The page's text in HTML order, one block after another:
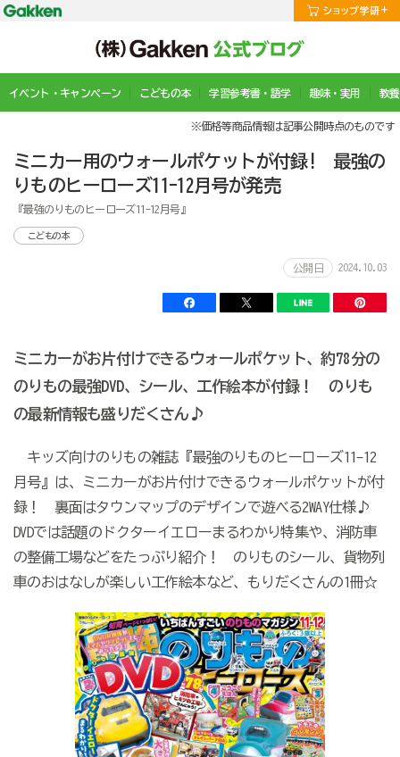
イベント・キャンペーン こどもの本 学習参考書・語学 趣味・実用 教
※価格等商品情報は記事公開時点のものです
ミニカー用のウォールポケットが付録! 最強の
りものヒーローズ11-12月号が発売
『最強のりものヒーローズ11-12月号』
こどもの本
公開日 2024.10.03
ミニカーがお片付けできるウォールポケット、約78分の
のりもの最強DVD、シール、工作絵本が付録！ のりも
の最新情報も盛りだくさん♪
キッズ向けのりもの雑誌『最強のりものヒーローズ11-12
月号』は、ミニカーがお片付けできるウォールポケットが付
録！ 裏面はタウンマップのデザインで遊べる2WAY仕様♪
DVDでは話題のドクターイエローまるわかり特集や、消防車
の整備工場などをたっぷり紹介！ のりものシール、貨物列
車のおはなしが楽しい工作絵本など、もりだくさんの1冊☆